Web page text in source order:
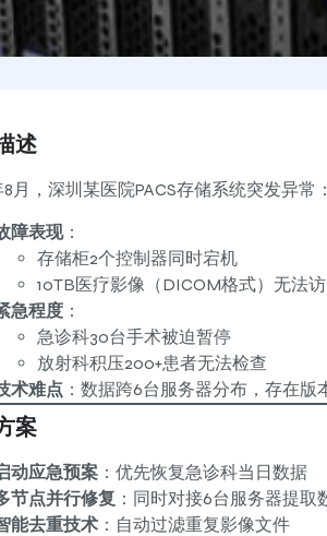
述
8月，深圳某医院PACS存储系统突发异常
障表现：
存储柜2个控制器同时宕机
10TB医疗影像（DICOM格式）无法
急程度 ：
急诊科30台手术被迫暂停
放射科积压200+患者无法检查
术难点 ：数据跨6台服务器分布，存在版
案
动应急预案 ：优先恢复急诊科当日数据
节点并行修复 ：同时对接6台服务器提取
能去重技术 ：自动过滤重复影像文件